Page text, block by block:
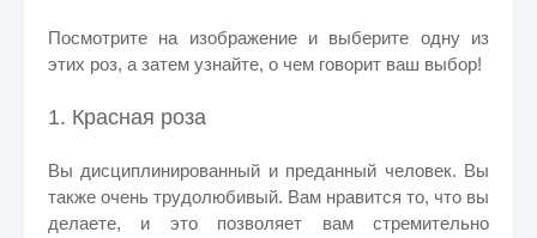
Посмотрите на изображение и выберите одну из
этих роз, а затем узнайте, о чем говорит ваш выбор!
1. Красная роза
Вы дисциплинированный и преданный человек. Вы
также очень трудолюбивый. Вам нравится то, что вы
делаете, и это позволяет вам стремительно